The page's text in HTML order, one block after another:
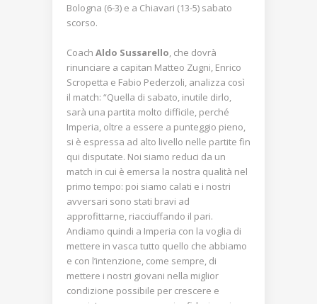
Bologna (6-3) e a Chiavari (13-5) sabato
scorso.
Coach Aldo Sussarello , che dovrà
rinunciare a capitan Matteo Zugni, Enrico
Scropetta e Fabio Pederzoli, analizza così
il match: “Quella di sabato, inutile dirlo,
sarà una partita molto difficile, perché
Imperia, oltre a essere a punteggio pieno,
si è espressa ad alto livello nelle partite fin
qui disputate. Noi siamo reduci da un
match in cui è emersa la nostra qualità nel
primo tempo: poi siamo calati e i nostri
avversari sono stati bravi ad
approfittarne, riacciuffando il pari.
Andiamo quindi a Imperia con la voglia di
mettere in vasca tutto quello che abbiamo
e con l’intenzione, come sempre, di
mettere i nostri giovani nella miglior
condizione possibile per crescere e